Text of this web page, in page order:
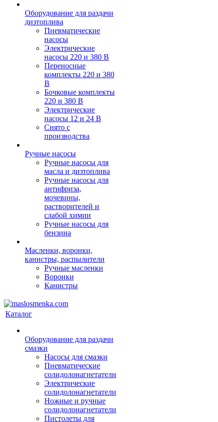
Оборудование для раздачи
дизтоплива
Пневматические
насосы
Электрические
насосы 220 и 380 В
Переносные
комплекты 220 и 380
В
Бочковые комплекты
220 и 380 В
Электрические
насосы 12 и 24 В
Снято с
производства
Ручные насосы
Ручные насосы для
масла и дизтоплива
Ручные насосы для
антифриза,
мочевины,
растворителей и
слабой химии
Ручные насосы для
бензина
Масленки, воронки,
канистры, распылители
Ручные масленки
Воронки
Канистры
Каталог
Оборудование для раздачи
смазки
Насосы для смазки
Пневматические
солидолонагнетатели
Электрические
солидолонагнетатели
Ножные и ручные
солидолонагнетатели
Пистолеты для